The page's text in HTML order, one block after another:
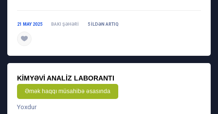
21 MAY 2025 BAKI ŞƏHƏRI 5 ILDƏN ARTIQ
KIMYƏVI ANALIZ LABORANTI
Əmək haqqı müsahibə əsasında
Yoxdur